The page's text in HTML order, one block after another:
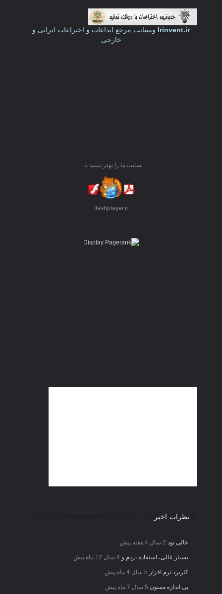
Irinvent.irوبسایت مرجع ابداعات و اختراعات ایرانی و
خارجی
سایت ما را بهتر ببینید با :
flashplayer.ir
نظرات اخیر
عالی بود 2 سال 4 هفته پیش
بسیار عالی، استفاده بردم و 4 سال 12 ماه پیش
کاربرد نرم افزار 5 سال 4 ماه پیش
بی اندازه ممنون 5 سال 7 ماه پیش